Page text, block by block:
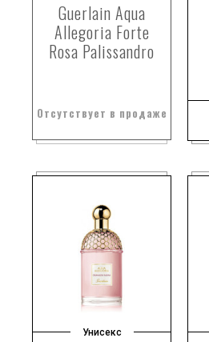
Guerlain Aqua
Allegoria Forte
Rosa Palissandro
Отсутствует в продаже
Унисекс